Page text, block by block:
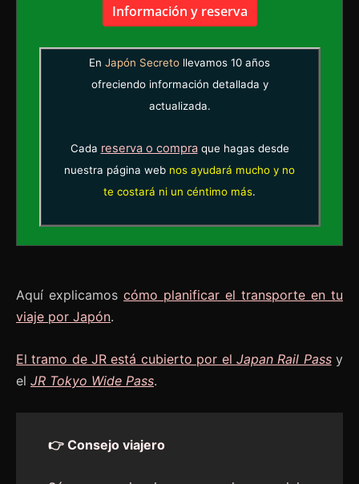
Información y reserva
En Japón Secreto llevamos 10 años
ofreciendo información detallada y
actualizada.
Cada reserva o compraque hagas desde
nuestra página web nos ayudará mucho y no
te costará ni un céntimo más.
Aquí explicamos cómo planificar el transporte en tu
viaje por Japón.
El tramo de JR está cubierto por el Japan Rail Passy
el JR Tokyo Wide Pass.
👉 Consejo viajero